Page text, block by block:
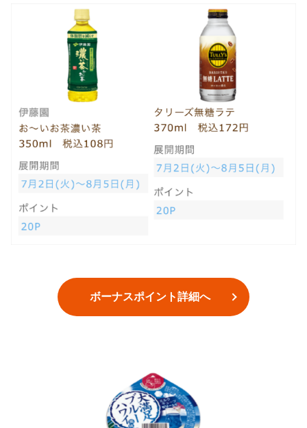
ボーナスポイント詳細へ